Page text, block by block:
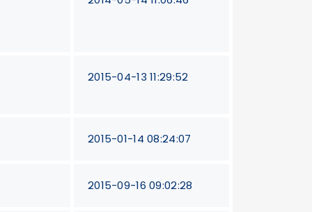
2015-04-13 11:29:52
2015-01-14 08:24:07
2015-09-16 09:02:28